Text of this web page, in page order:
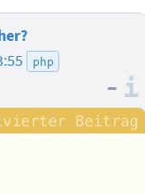
php
–